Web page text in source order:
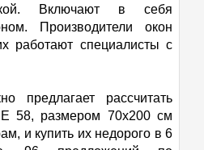
Включают в себя
Производители окон
работают специалисты с
предлагает рассчитать
58, размером 70х200 см
и купить их недорого в 6